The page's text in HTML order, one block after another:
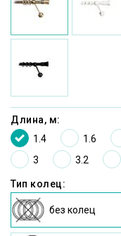
Длина, м:
1.4
1.6
3
3.2
Тип колец:
без колец